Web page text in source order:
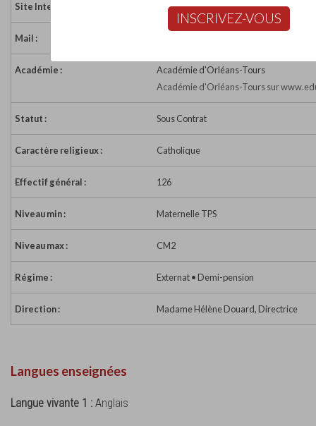
Site Internet : http://ecole.st.genevieve.free.fr/
Mail :
Académie :
Académie d'Orléans-Tours
Académie d'Orléans-Tours sur
Statut : Sous Contrat
Caractère religieux : Catholique
Effectif général : 126
Niveau min : Maternelle TPS
Niveau max : CM2
Régime : Externat • Demi-pension
Direction : Madame Hélène Douard, Directrice
Langues enseignées
Langue vivante 1 : Anglais
INSCRIVEZ-VOUS